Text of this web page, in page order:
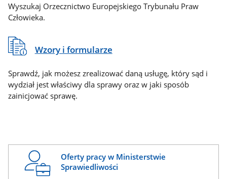
Wyszukaj Orzecznictwo Europejskiego Trybunału Praw
Człowieka.
Wzory i formularze
Sprawdź, jak możesz zrealizować daną usługę, który sąd i
wydział jest właściwy dla sprawy oraz w jaki sposób
zainicjować sprawę.
Oferty pracy w Ministerstwie
Sprawiedliwości